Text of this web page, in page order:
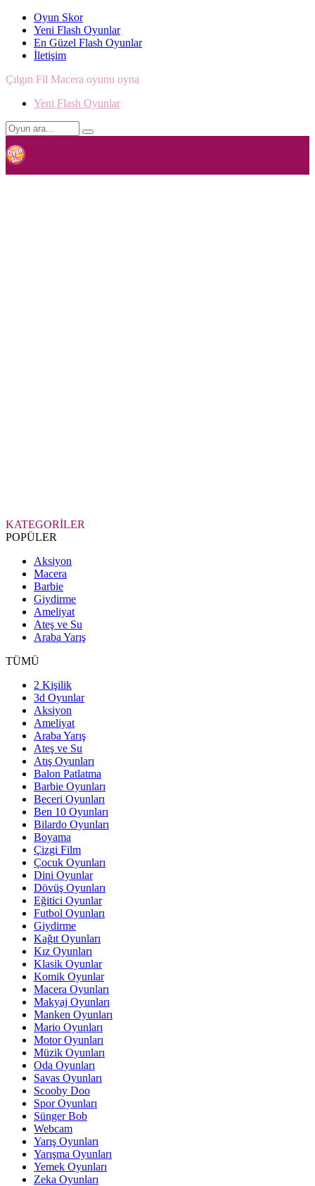
Oyun Skor
Yeni Flash Oyunlar
En Güzel Flash Oyunlar
İletişim
Çılgın Fil Macera oyunu oyna
Yeni Flash Oyunlar
KATEGORİLER
POPÜLER
Aksiyon
Macera
Barbie
Giydirme
Ameliyat
Ateş ve Su
Araba Yarış
TÜMÜ
2 Kişilik
3d Oyunlar
Aksiyon
Ameliyat
Araba Yarış
Ateş ve Su
Atış Oyunları
Balon Patlatma
Barbie Oyunları
Beceri Oyunları
Ben 10 Oyunları
Bilardo Oyunları
Boyama
Çizgi Film
Çocuk Oyunları
Dini Oyunlar
Dövüş Oyunları
Eğitici Oyunlar
Futbol Oyunları
Giydirme
Kağıt Oyunları
Kız Oyunları
Klasik Oyunlar
Komik Oyunlar
Macera Oyunları
Makyaj Oyunları
Manken Oyunları
Mario Oyunları
Motor Oyunları
Müzik Oyunları
Oda Oyunları
Savas Oyunları
Scooby Doo
Spor Oyunları
Sünger Bob
Webcam
Yarış Oyunları
Yarışma Oyunları
Yemek Oyunları
Zeka Oyunları